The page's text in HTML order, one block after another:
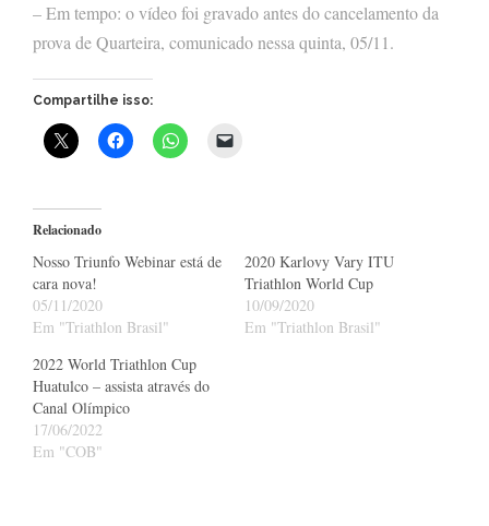
– Em tempo: o vídeo foi gravado antes do cancelamento da
prova de Quarteira, comunicado nessa quinta, 05/11.
Compartilhe isso:
Relacionado
Nosso Triunfo Webinar está de
cara nova!
05/11/2020
Em "Triathlon Brasil"
2020 Karlovy Vary ITU
Triathlon World Cup
10/09/2020
Em "Triathlon Brasil"
2022 World Triathlon Cup
Huatulco – assista através do
Canal Olímpico
17/06/2022
Em "COB"